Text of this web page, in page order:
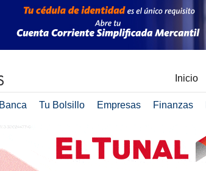
Inicio
Banca Tu Bolsillo Empresas Finanzas